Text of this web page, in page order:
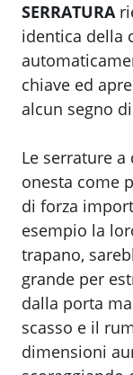
SERRATURA
identica della
chiave ed
alcun segno
Le serrature
onesta come
di forza
esempio la
trapano,
grande per
dalla porta
scasso e il
dimensioni